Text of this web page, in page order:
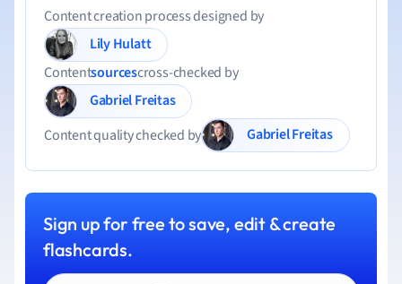
Content creation process designed by
Lily Hulatt
Contentsourcescross-checked by
Gabriel Freitas
Content quality checked by
Gabriel Freitas
Sign up for free to save, edit & create
flashcards.